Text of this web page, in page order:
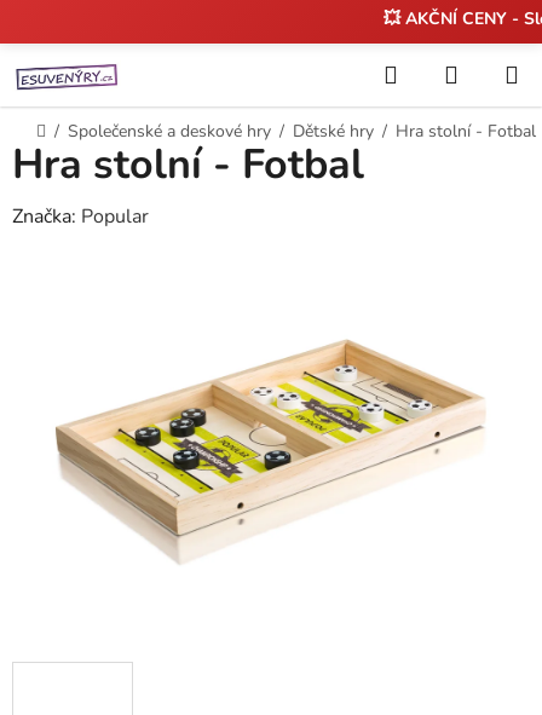
na
obsah
💥 AKČNÍ CENY -
Hledat
KOŠÍK
Domů
/ Společenské a deskové hry / Dětské hry / Hra stolní - Fotbal
Hra stolní - Fotbal
Značka: Popular